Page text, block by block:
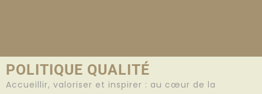
POLITIQUE QUALITÉ
Accueillir, valoriser et inspirer : au cœur de la